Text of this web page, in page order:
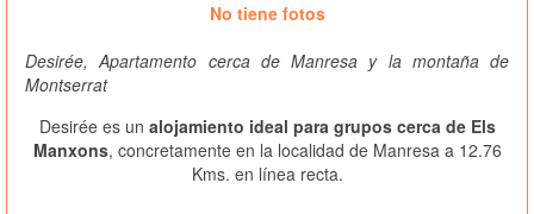
No tiene fotos
Desirée, Apartamento cerca de Manresa y la montaña de
Montserrat
Desirée es un alojamiento ideal para grupos cerca de Els
Manxons, concretamente en la localidad de Manresa a 12.76
Kms. en línea recta.